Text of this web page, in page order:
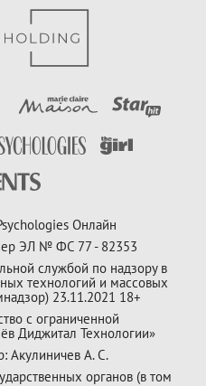
Онлайн
ЭЛ № ФС 77 - 82353
службой по надзору в
технологий и массовых
23.11.2021 18+
с ограниченной
Диджитал Технологии»
Акулиничев А. С.
органов (в том